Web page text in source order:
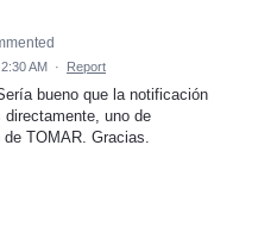
AM · Report
bueno que la notificación
uno de
TOMAR. Gracias.